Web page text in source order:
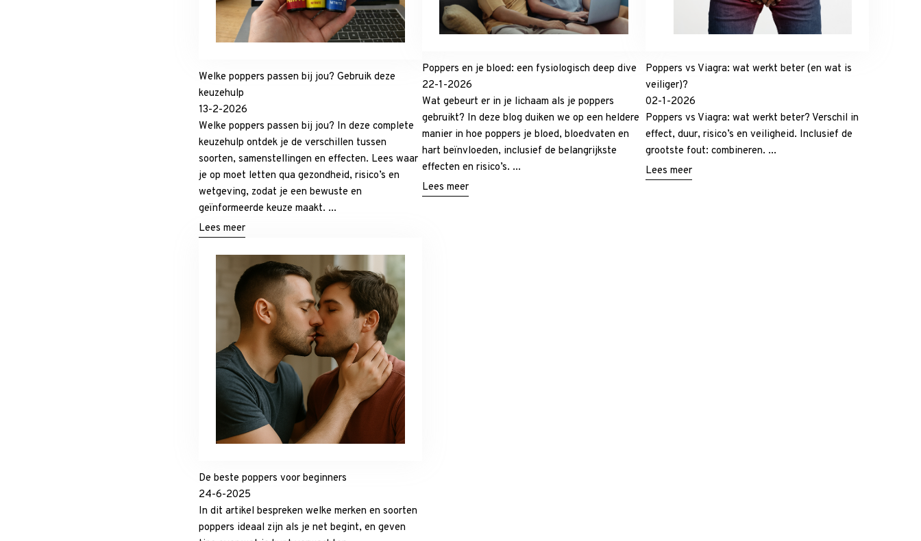
Welke poppers passen bij jou? Gebruik deze
keuzehulp
13-2-2026
Welke poppers passen bij jou? In deze complete
keuzehulp ontdek je de verschillen tussen
soorten, samenstellingen en effecten. Lees waar
je op moet letten qua gezondheid, risico’s en
wetgeving, zodat je een bewuste en
geïnformeerde keuze maakt. ...
Lees meer
Poppers en je bloed: een fysiologisch deep dive
22-1-2026
Wat gebeurt er in je lichaam als je poppers
gebruikt? In deze blog duiken we op een heldere
manier in hoe poppers je bloed, bloedvaten en
hart beïnvloeden, inclusief de belangrijkste
effecten en risico’s. ...
Lees meer
Poppers vs Viagra: wat werkt beter (en wat is
veiliger)?
02-1-2026
Poppers vs Viagra: wat werkt beter? Verschil in
effect, duur, risico’s en veiligheid. Inclusief de
grootste fout: combineren. ...
Lees meer
De beste poppers voor beginners
24-6-2025
In dit artikel bespreken welke merken en soorten
poppers ideaal zijn als je net begint, en geven